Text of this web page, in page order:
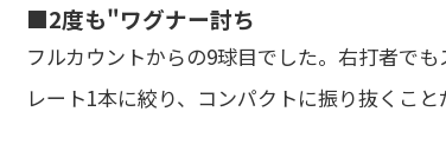
■2度も"ワグナー討ち
フルカウントからの9球目でした。右打者で
レート1本に絞り、コンパクトに振り抜くこと